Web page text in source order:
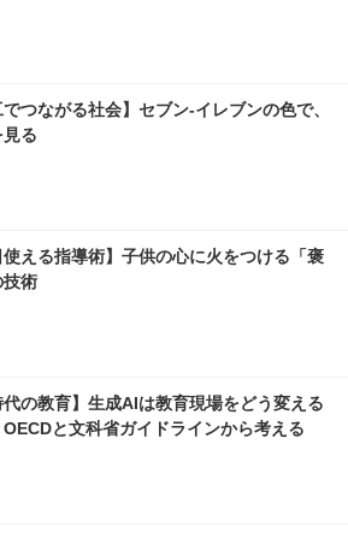
でつながる社会】セブン‐イレブンの色で、
見る
使える指導術】子供の心に火をつける「褒
技術
代の教育】生成AIは教育現場をどう変える
と文科省ガイドラインから考える